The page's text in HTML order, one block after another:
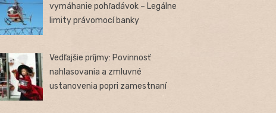
vymáhanie pohľadávok – Legálne
limity právomocí banky
Vedľajšie príjmy: Povinnosť
nahlasovania a zmluvné
ustanovenia popri zamestnaní